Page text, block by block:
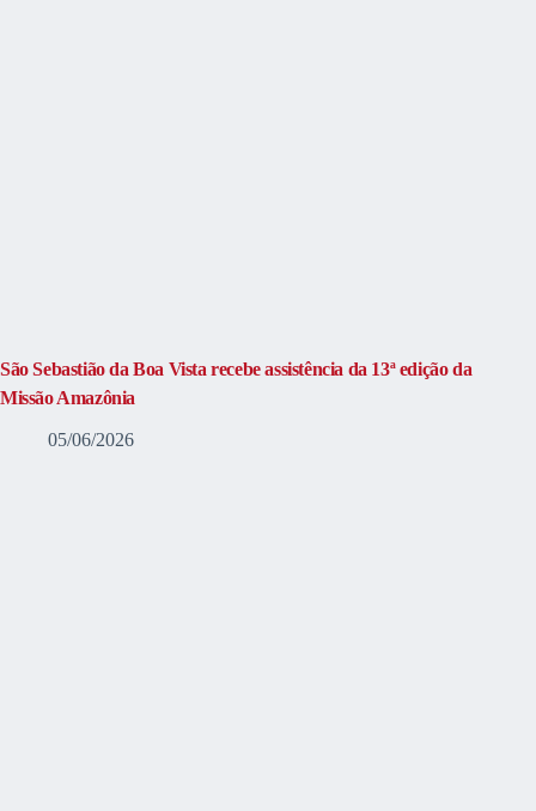
São Sebastião da Boa Vista recebe assistência da 13ª edição da
Missão Amazônia
05/06/2026